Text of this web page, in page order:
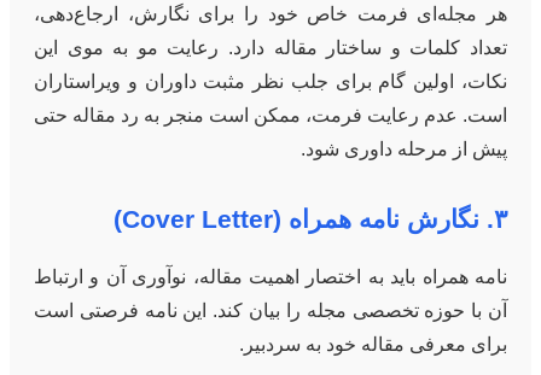
هر مجله‌ای فرمت خاص خود را برای نگارش، ارجاع‌دهی،
تعداد کلمات و ساختار مقاله دارد. رعایت مو به موی این
نکات، اولین گام برای جلب نظر مثبت داوران و ویراستاران
است. عدم رعایت فرمت، ممکن است منجر به رد مقاله حتی
پیش از مرحله داوری شود.
۳. نگارش نامه همراه (Cover Letter)
نامه همراه باید به اختصار اهمیت مقاله، نوآوری آن و ارتباط
آن با حوزه تخصصی مجله را بیان کند. این نامه فرصتی است
برای معرفی مقاله خود به سردبیر.